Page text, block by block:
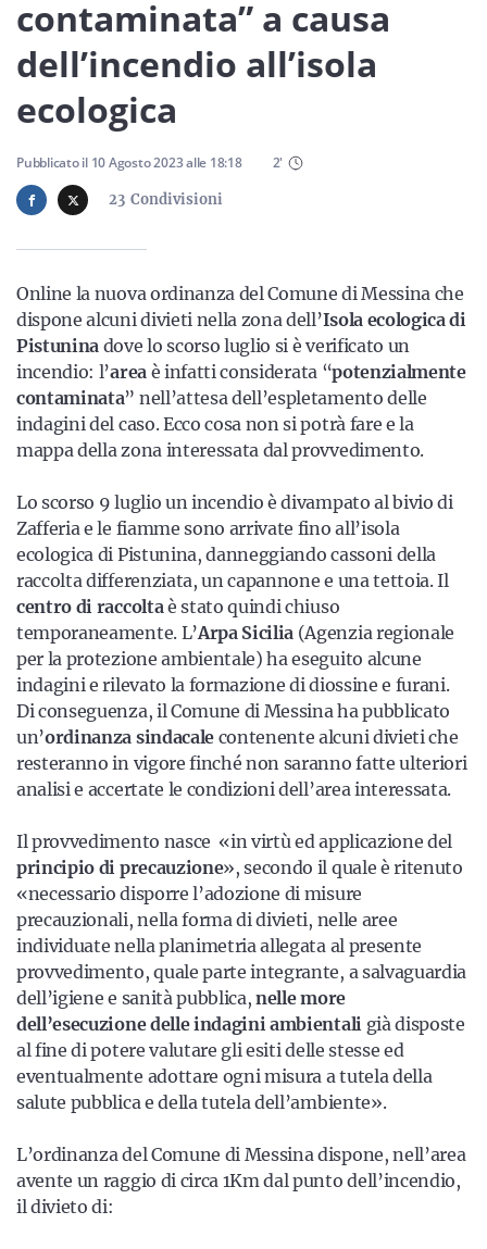
Servizi
Iscriviti
contaminata” a causa
dell’incendio all’isola
ecologica
23 Condivisioni
Pubblicato il 10 Agosto 2023alle 18:18 2'
Online la nuova ordinanza del Comune di Messina che
dispone alcuni divieti nella zona dell’Isola ecologica di
Pistunina dove lo scorso luglio si è verificato un
incendio: l’areaè infatti considerata “potenzialmente
contaminata” nell’attesa dell’espletamento delle
indagini del caso. Ecco cosa non si potrà fare e la
mappa della zona interessata dal provvedimento.
Lo scorso 9 luglio un incendio è divampato al bivio di
Zafferia e le fiamme sono arrivate fino all’isola
ecologica di Pistunina, danneggiando cassoni della
raccolta differenziata, un capannone e una tettoia. Il
centro di raccoltaè stato quindi chiuso
temporaneamente. L’Arpa Sicilia (Agenzia regionale
per la protezione ambientale) ha eseguito alcune
indagini e rilevato la formazione di diossine e furani.
Di conseguenza, il Comune di Messina ha pubblicato
un’ordinanza sindacalecontenente alcuni divieti che
resteranno in vigore finché non saranno fatte ulteriori
analisi e accertate le condizioni dell’area interessata.
Il provvedimento nasce «in virtù ed applicazione del
principio di precauzione», secondo il quale è ritenuto
«necessario disporre l’adozione di misure
precauzionali, nella forma di divieti, nelle aree
individuate nella planimetria allegata al presente
provvedimento, quale parte integrante, a salvaguardia
dell’igiene e sanità pubblica,nelle more
dell’esecuzione delle indagini ambientaligià disposte
al fine di potere valutare gli esiti delle stesse ed
eventualmente adottare ogni misura a tutela della
salute pubblica e della tutela dell’ambiente».
L’ordinanza del Comune di Messina dispone, nell’area
avente un raggio di circa 1Km dal punto dell’incendio,
il divieto di: